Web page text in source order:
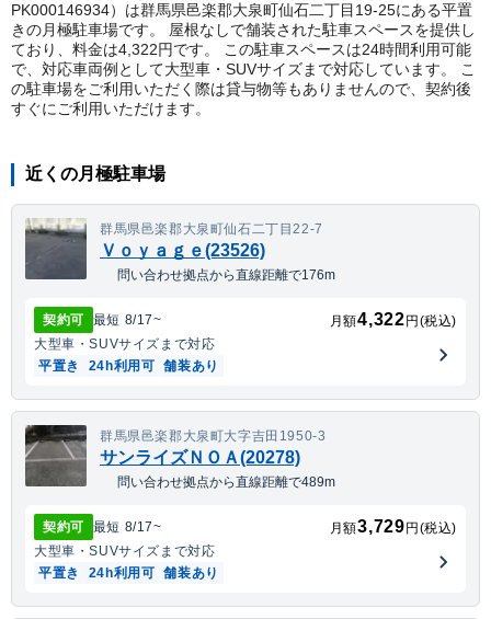
PK000146934）は群馬県邑楽郡大泉町仙石二丁目19-25にある平置
きの月極駐車場です。 屋根なしで舗装された駐車スペースを提供し
ており、料金は4,322円です。 この駐車スペースは24時間利用可能
で、対応車両例として大型車・SUVサイズまで対応しています。 こ
の駐車場をご利用いただく際は貸与物等もありませんので、契約後
すぐにご利用いただけます。
近くの月極駐車場
群馬県邑楽郡大泉町仙石二丁目22-7
Ｖｏｙａｇｅ(23526)
問い合わせ拠点から直線距離で176m
契約可 最短 8/17~ 月額4,322 円(税込)
大型車・SUVサイズまで対応
平置き
24h利用可 舗装あり
群馬県邑楽郡大泉町大字吉田1950-3
サンライズＮＯＡ(20278)
問い合わせ拠点から直線距離で489m
契約可 最短 8/17~ 月額3,729 円(税込)
大型車・SUVサイズまで対応
平置き
24h利用可 舗装あり